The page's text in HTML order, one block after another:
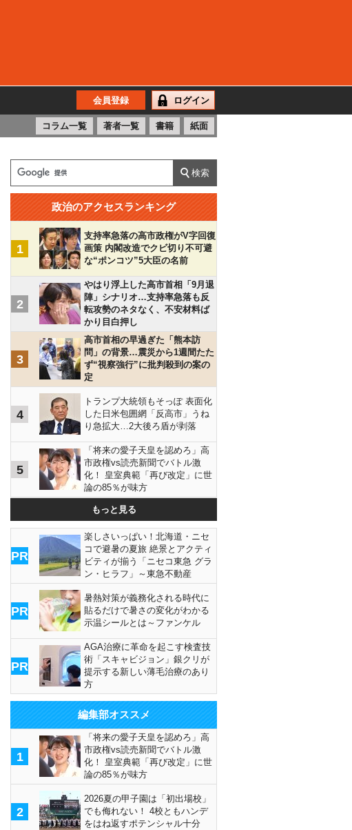
会員登録 ログイン
コラム一覧 著者一覧 書籍 紙面
政治のアクセスランキング
1
支持率急落の高市政権がV字回復
画策 内閣改造でクビ切り不可避
な“ポンコツ”5大臣の名前
2
やはり浮上した高市首相「9月退
陣」シナリオ…支持率急落も反
転攻勢のネタなく、不安材料ば
かり目白押し
3
高市首相の早過ぎた「熊本訪
問」の背景…震災から1週間たた
ず“視察強行”に批判殺到の案の
定
4
トランプ大統領もそっぽ 表面化
した日米包囲網「反高市」うね
り急拡大…2大後ろ盾が剥落
5
「将来の愛子天皇を認めろ」高
市政権vs読売新聞でバトル激
化！ 皇室典範「再び改定」に世
論の85％が味方
もっと見る
PR
楽しさいっぱい！北海道・ニセ
コで避暑の夏旅 絶景とアクティ
ビティが揃う「ニセコ東急 グラ
ン・ヒラフ」～東急不動産
PR
暑熱対策が義務化される時代に
貼るだけで暑さの変化がわかる
示温シールとは～ファンケル
PR
AGA治療に革命を起こす検査技
術「スキャビジョン」銀クリが
提示する新しい薄毛治療のあり
方
編集部オススメ
1
「将来の愛子天皇を認めろ」高
市政権vs読売新聞でバトル激
化！ 皇室典範「再び改定」に世
論の85％が味方
2
2026夏の甲子園は「初出場校」
でも侮れない！ 4校ともハンデ
をはね返すポテンシャル十分